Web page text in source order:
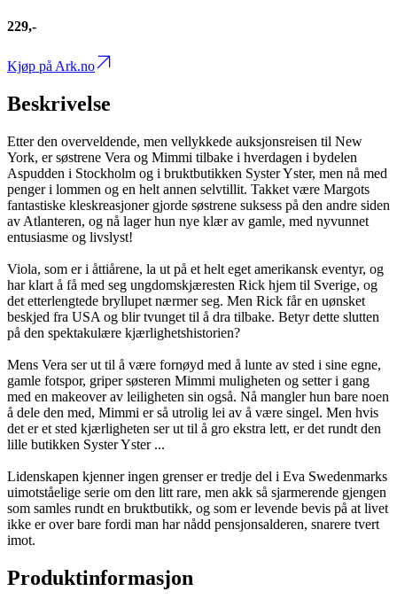
229,-
Kjøp på Ark.no
Beskrivelse
Etter den overveldende, men vellykkede auksjonsreisen til New
York, er søstrene Vera og Mimmi tilbake i hverdagen i bydelen
Aspudden i Stockholm og i bruktbutikken Syster Yster, men nå med
penger i lommen og en helt annen selvtillit. Takket være Margots
fantastiske kleskreasjoner gjorde søstrene suksess på den andre siden
av Atlanteren, og nå lager hun nye klær av gamle, med nyvunnet
entusiasme og livslyst!
Viola, som er i åttiårene, la ut på et helt eget amerikansk eventyr, og
har klart å få med seg ungdomskjæresten Rick hjem til Sverige, og
det etterlengtede bryllupet nærmer seg. Men Rick får en uønsket
beskjed fra USA og blir tvunget til å dra tilbake. Betyr dette slutten
på den spektakulære kjærlighetshistorien?
Mens Vera ser ut til å være fornøyd med å lunte av sted i sine egne,
gamle fotspor, griper søsteren Mimmi muligheten og setter i gang
med en makeover av leiligheten sin også. Nå mangler hun bare noen
å dele den med, Mimmi er så utrolig lei av å være singel. Men hvis
det er et sted kjærligheten ser ut til å gro ekstra lett, er det rundt den
lille butikken Syster Yster ...
Lidenskapen kjenner ingen grenser er tredje del i Eva Swedenmarks
uimotståelige serie om den litt rare, men akk så sjarmerende gjengen
som samles rundt en bruktbutikk, og som er levende bevis på at livet
ikke er over bare fordi man har nådd pensjonsalderen, snarere tvert
imot.
Produktinformasjon